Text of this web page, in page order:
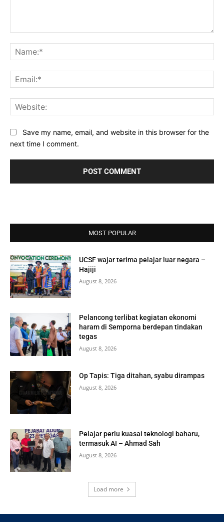
Save my name, email, and website in this browser for the
next time I comment.
MOST POPULAR
UCSF wajar terima pelajar luar negara –
Hajiji
August 8, 2026
Pelancong terlibat kegiatan ekonomi
haram di Semporna berdepan tindakan
tegas
August 8, 2026
Op Tapis: Tiga ditahan, syabu dirampas
August 8, 2026
Pelajar perlu kuasai teknologi baharu,
termasuk AI – Ahmad Sah
August 8, 2026
Load more